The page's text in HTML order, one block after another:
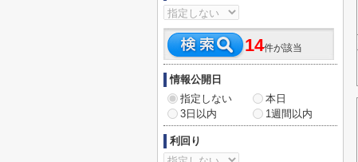
14件が該当
情報公開日
指定しない
本日
3日以内
1週間以内
利回り